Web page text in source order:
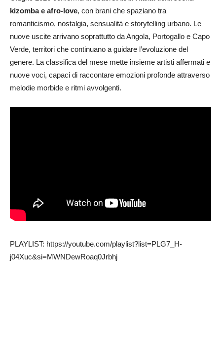
kizomba e afro‑love, con brani che spaziano tra
romanticismo, nostalgia, sensualità e storytelling urbano. Le
nuove uscite arrivano soprattutto da Angola, Portogallo e Capo
Verde, territori che continuano a guidare l’evoluzione del
genere. La classifica del mese mette insieme artisti affermati e
nuove voci, capaci di raccontare emozioni profonde attraverso
melodie morbide e ritmi avvolgenti.
PLAYLIST: https://youtube.com/playlist?list=PLG7_H-
j04Xuc&si=MWNDewRoaq0Jrbhj